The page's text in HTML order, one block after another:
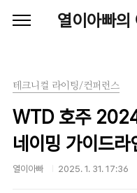
열이아빠의
테크니컬 라이팅/컨퍼런스
WTD 호주
네이밍 가이드라
열이아빠 2025. 1. 31. 17:36